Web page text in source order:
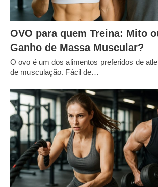
OVO para quem Treina: Mito
Ganho de Massa Muscular?
O ovo é um dos alimentos preferidos de
de musculação. Fácil de…